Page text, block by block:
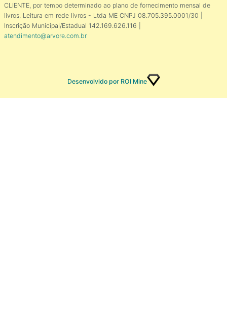
CLIENTE, por tempo determinado ao plano de fornecimento mensal de
livros. Leitura em rede livros - Ltda ME CNPJ 08.705.395.0001/30 |
Inscrição Municipal/Estadual 142.169.626.116 |
atendimento@arvore.com.br
Desenvolvido por ROI Mine